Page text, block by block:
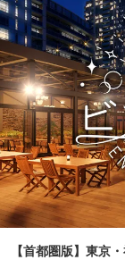
【首都圏版】東京